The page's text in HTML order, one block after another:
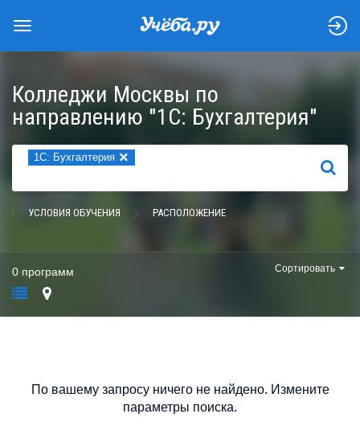
Колледжи Москвы по
направлению "1С: Бухгалтерия"
1С: Бухгалтерия ×
НАЙТИ
УСЛОВИЯ ОБУЧЕНИЯ РАСПОЛОЖЕНИЕ
0 программ Сортировать
По вашему запросу ничего не найдено. Измените
параметры поиска.